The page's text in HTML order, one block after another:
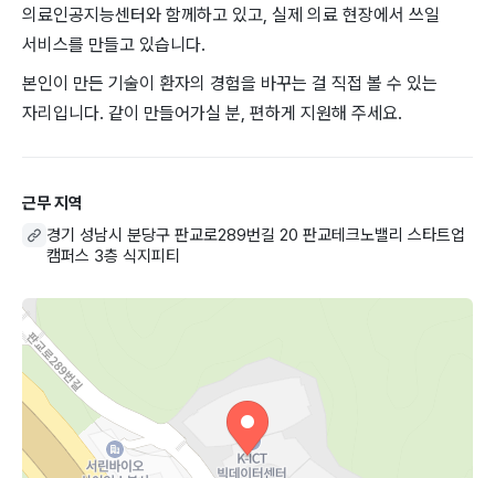
의료인공지능센터와 함께하고 있고, 실제 의료 현장에서 쓰일
서비스를 만들고 있습니다.
본인이 만든 기술이 환자의 경험을 바꾸는 걸 직접 볼 수 있는
자리입니다. 같이 만들어가실 분, 편하게 지원해 주세요.
근무 지역
경기 성남시 분당구 판교로289번길 20 판교테크노밸리 스타트업
캠퍼스 3층 식지피티